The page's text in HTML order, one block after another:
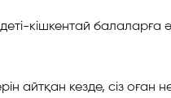
кішкентай балаларға
айтқан кезде, сіз